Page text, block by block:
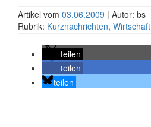
Artikel vom 03.06.2009 | Autor: bs
Rubrik: Kurznachrichten, Wirtschaft
teilen
teilen
teilen